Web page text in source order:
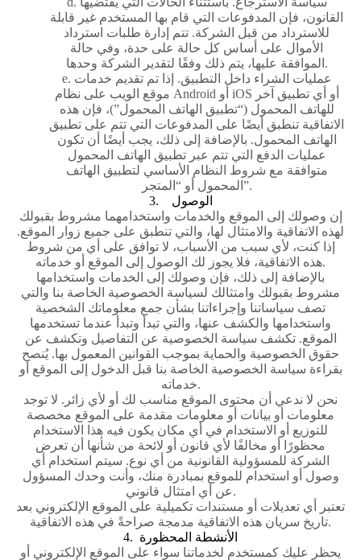
القانون، فإن المدفوعات التي قام بها المستخدم غير قابلة
للاسترداد من قبل الشركة. تتم إدارة طلبات استرداد
الأموال على أساس كل حالة على حدة، وفي حالة
الموافقة عليها، يتم ذلك وفقًا لتقدير الشركة وحدها.
e. عمليات الشراء داخل التطبيق. إذا تم تقديم خدمات
موقع الويب على نظام Android أو iOS أو أي تطبيق آخر
للهاتف المحمول (“تطبيق الهاتف المحمول”)، فإن هذه
الاتفاقية تنطبق أيضًا على المدفوعات التي تتم على تطبيق
الهاتف المحمول. بالإضافة إلى ذلك، يجب أيضًا أن تكون
عمليات الدفع التي تتم عبر تطبيق الهاتف المحمول
متوافقة مع شروط النظام الأساسي لتطبيق الهاتف
المحمول أو “المتجر”.
3. الوصول
إن وصولك إلى الموقع والخدمات واستخدامهما مشروط بقبولك
لهذه الاتفاقية والامتثال لها، والتي تنطبق على جميع زوار الموقع.
إذا كنت، لأي سبب من الأسباب، لا توافق على أي من شروط
هذه الاتفاقية، فلا يجوز لك الوصول إلى الموقع أو خدماته.
بالإضافة إلى ذلك، فإن وصولك إلى الخدمات واستخدامها
مشروط بقبولك وامتثالك لسياسة الخصوصية الخاصة بنا والتي
تصف سياساتنا وإجراءاتنا بشأن جمع معلوماتك الشخصية
واستخدامها والكشف عنها، والتي تبدأ وتبدأ عندما تستخدمها
الموقع. تكشف سياسة الخصوصية عن التفاصيل وتكشف عن
حقوق الخصوصية والحماية بموجب القوانين المعمول بها. يُنصح
بقراءة سياسة الخصوصية الخاصة بنا قبل الدخول إلى الموقع أو
خدماته.
نحن لا ندعي أن محتوى الموقع مناسب لك أو لأي زائر. لا توجد
معلومات أو بيانات أو معلومات مقدمة على الموقع مخصصة
للتوزيع أو الاستخدام في أي مكان يكون فيه هذا الاستخدام
محظورًا أو مخالفًا لأي قانون أو لائحة من شأنها أن تعرض
الشركة للمسؤولية القانونية من أي نوع. سيتم استخدام أي
وصول أو استخدام للموقع بمبادرة منك، وأنت وحدك المسؤول
عن أي امتثال قانوني.
تعتبر أي تعديلات أو مستندات تكميلية على الموقع الإلكتروني بعد
تاريخ سريان هذه الاتفاقية مدمجة صراحةً في هذه الاتفاقية.
4. الأنشطة المحظورة
يحظر عليك كمستخدم لخدماتنا سواء على الموقع الإلكتروني أو